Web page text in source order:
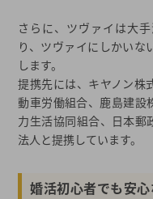
さらに、ツヴァイは大
り、ツヴァイにしかい
します。
提携先には、キヤノン株
動車労働組合、鹿島建設
力生活協同組合、日本郵
法人と提携しています。
婚活初心者でも安